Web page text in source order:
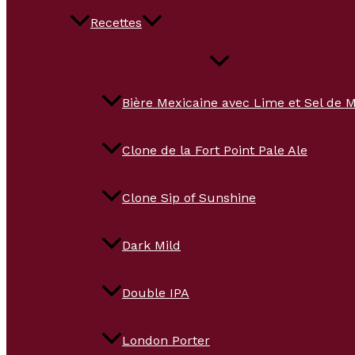
Recettes
Bière Mexicaine avec Lime et Sel de
Clone de la Fort Point Pale Ale
Clone Sip of Sunshine
Dark Mild
Double IPA
London Porter